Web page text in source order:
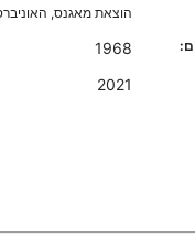
הוצאת מאגנס,
1968
2021